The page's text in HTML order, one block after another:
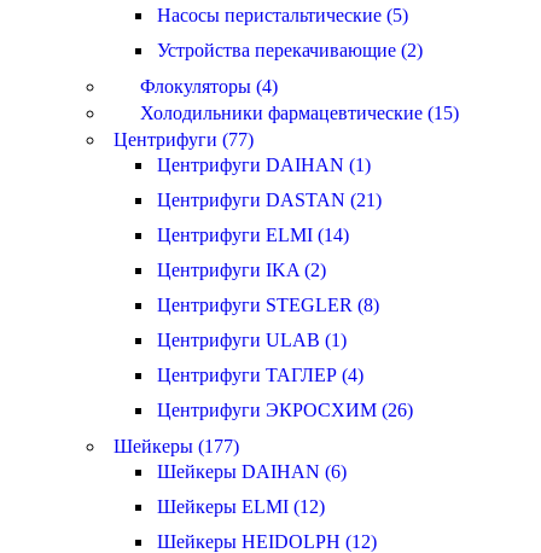
Насосы перистальтические (5)
Устройства перекачивающие (2)
Флокуляторы (4)
Холодильники фармацевтические (15)
Центрифуги (77)
Центрифуги DAIHAN (1)
Центрифуги DASTAN (21)
Центрифуги ELMI (14)
Центрифуги IKA (2)
Центрифуги STEGLER (8)
Центрифуги ULAB (1)
Центрифуги ТАГЛЕР (4)
Центрифуги ЭКРОСХИМ (26)
Шейкеры (177)
Шейкеры DAIHAN (6)
Шейкеры ELMI (12)
Шейкеры HEIDOLPH (12)